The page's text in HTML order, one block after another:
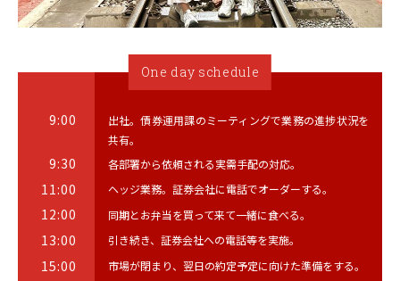
One day schedule
9:00
出社。債券運用課のミーティングで業務の進捗状況を
共有。
9:30 各部署から依頼される実需手配の対応。
11:00 ヘッジ業務。証券会社に電話でオーダーする。
12:00 同期とお弁当を買って来て一緒に食べる。
13:00 引き続き、証券会社への電話等を実施。
15:00 市場が閉まり、翌日の約定予定に向けた準備をする。